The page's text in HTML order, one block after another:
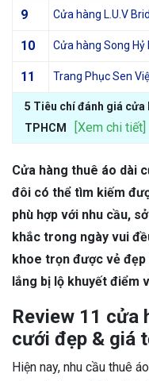
9 Cửa hàng L.U.V
10 Cửa hàng Song Hỷ
11 Trang Phục Sen
5 Tiêu chí đánh giá
TPHCM
[Xem chi tiết]
Cửa hàng thuê áo dài
đôi có thể tìm kiếm
phù hợp với nhu cầu,
khắc trong ngày vui
khoe trọn được vẻ
lắng bị lộ khuyết điểm
Review 11 cửa
cưới đẹp & giá
Hiện nay, nhu cầu thuê